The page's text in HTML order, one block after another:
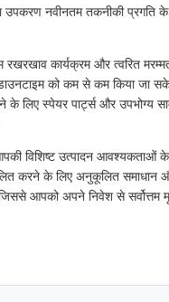
उपकरण नवीनतम तकनीकी प्रगति
रखरखाव कार्यक्रम और त्वरित
को कम से कम किया जा
लिए स्पेयर पार्ट्स और उपभोग्य
विशिष्ट उत्पादन आवश्यकताओं के
करने के लिए अनुकूलित समाधान
आपको अपने निवेश से सर्वोत्तम